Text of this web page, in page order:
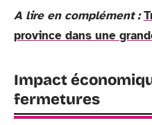
A lire en complément :
province dans une
Impact
fermetures